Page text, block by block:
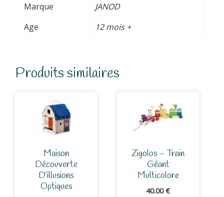
Marque
JANOD
Age
12 mois +
Produits similaires
Maison
Découverte
D’illusions
Optiques
Zigolos – Train
Géant
Multicolore
40.00€